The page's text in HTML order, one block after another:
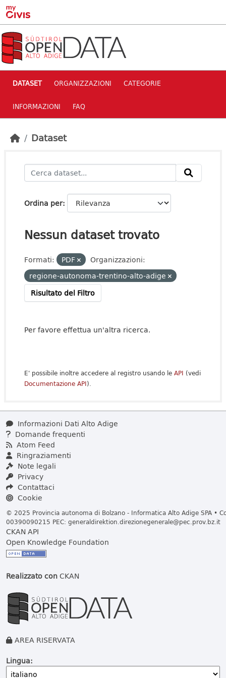
Skip to main content
DATASET ORGANIZZAZIONI CATEGORIE
INFORMAZIONI FAQ
Dataset
Ordina per
Nessun dataset trovato
Formati: PDF
Organizzazioni:
regione-autonoma-trentino-alto-adige
Risultato del Filtro
Per favore effettua un'altra ricerca.
E' possibile inoltre accedere al registro usando le API (vedi
Documentazione API).
Informazioni Dati Alto Adige
Domande frequenti
Atom Feed
Ringraziamenti
Note legali
Privacy
Contattaci
Cookie
© 2025 Provincia autonoma di Bolzano - Informatica Alto Adige SPA •
00390090215 PEC: generaldirektion.direzionegenerale@pec.prov.bz.it
CKAN API
Open Knowledge Foundation
Realizzato conCKAN
AREA RISERVATA
Lingua